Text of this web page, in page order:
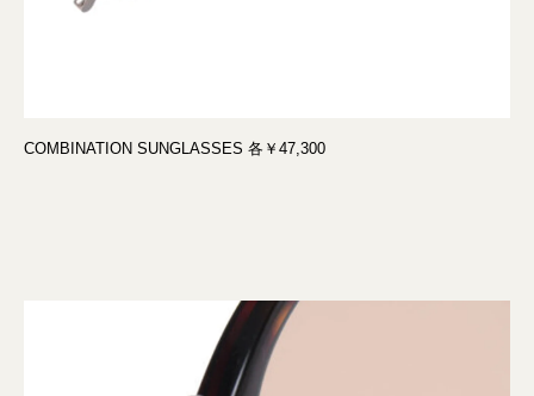
COMBINATION SUNGLASSES 各￥47,300